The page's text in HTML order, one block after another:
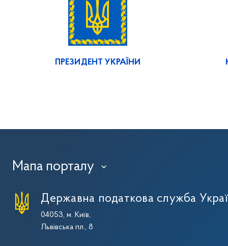
ПРЕЗИДЕНТ УКРАЇНИ
Мапа порталу ›
Державна податкова служба
04053, м. Київ,
Львівська пл., 8